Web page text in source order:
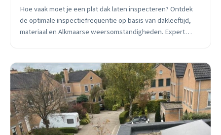
Hoe vaak moet je een plat dak laten inspecteren? Ontdek
de optimale inspectiefrequentie op basis van dakleeftijd,
materiaal en Alkmaarse weersomstandigheden. Expert